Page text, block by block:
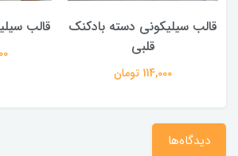
قالب سیلیکونی دسته بادکنک
قلبی
114,000 تومان
قالب
دیدگاه‌ها